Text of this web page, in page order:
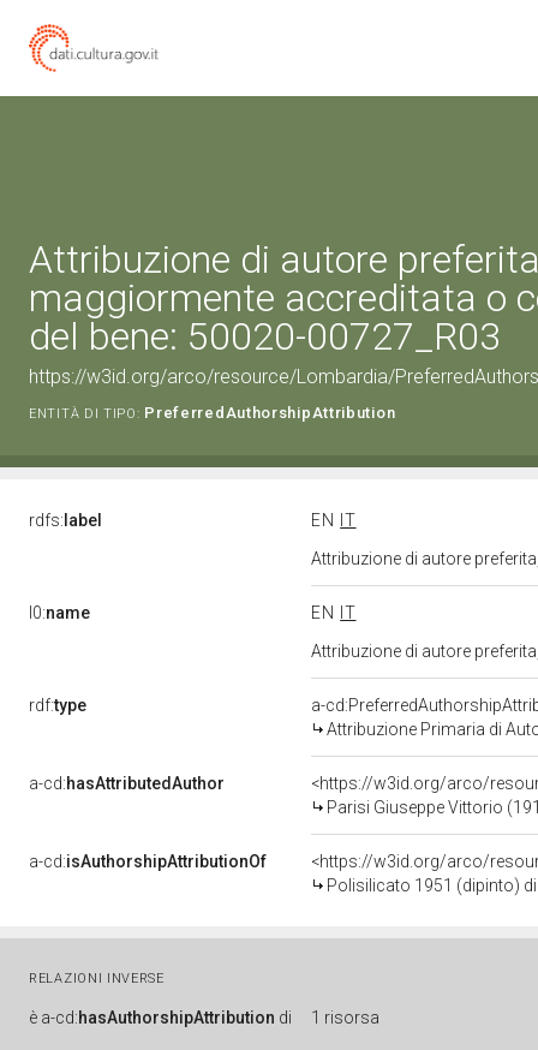
Attribuzione di autore
maggiormente accreditata o
del bene: 50020-00727_R03
https://w3id.org/arco/resource/Lombardia/
ENTITÀ DI TIPO: PreferredAuthorshipAttribution
rdfs: label EN
IT
Attribuzione di autore
l0:name EN
IT
Attribuzione di autore
rdf:type
a-
Attribuzione Primaria di
a-cd:hasAttributedAuthor
<https://w3id.org/arco/
Parisi Giuseppe Vittorio
a-cd:isAuthorshipAttributionOf
<https://w3id.org/arco/
Polisilicato 1951 (dipinto)
RELAZIONI INVERSE
è a-cd:hasAuthorshipAttribution di 1 risorsa